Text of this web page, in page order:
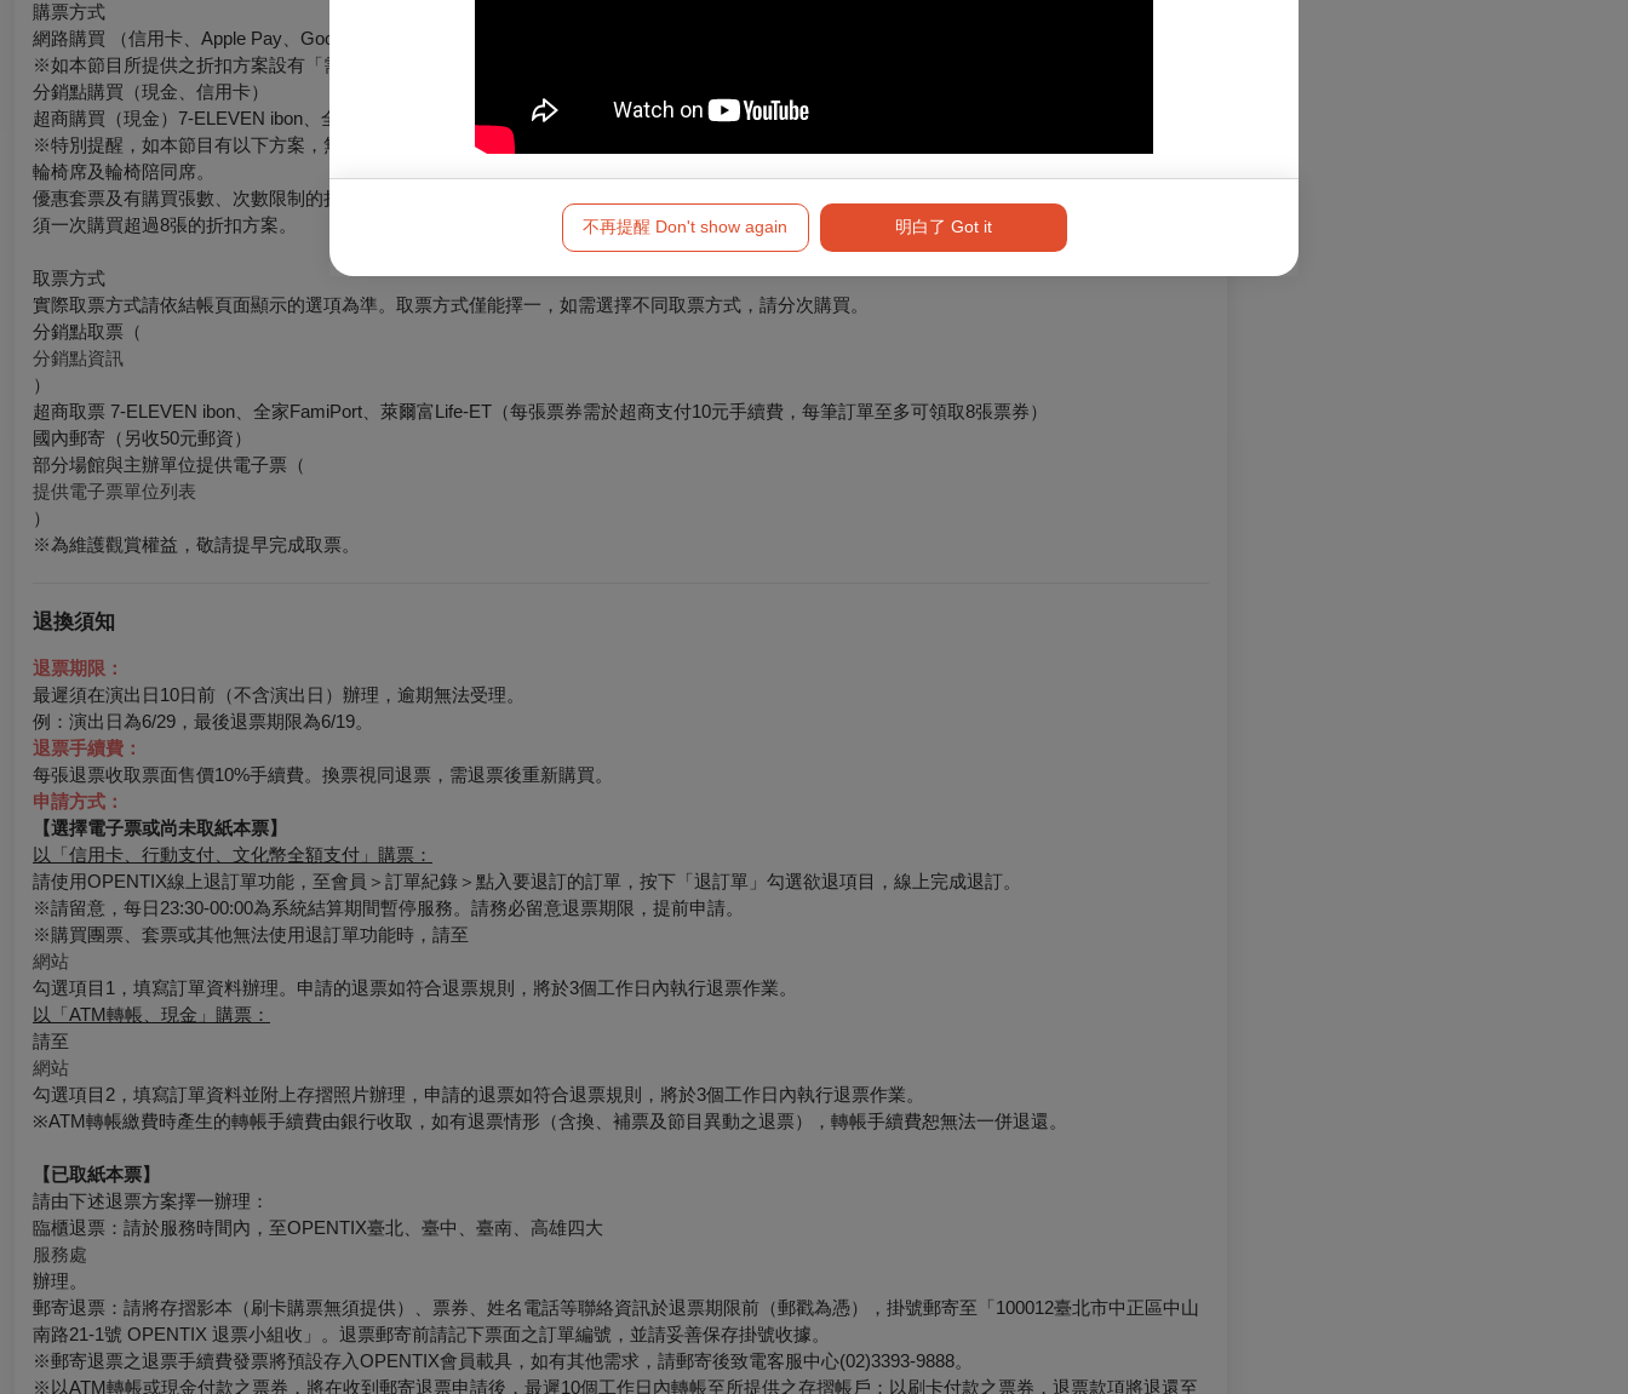
不再提醒 Don't show again 明白了 Got it
購票方式
網路購買 （信用卡、Apple Pay、Google Pay、ATM轉帳），請先加入會員
※如本節目所提供之折扣方案設有「需使用文化幣折抵」限制，該折扣僅限網路購買。
分銷點購買（現金、信用卡）
超商購買（現金）7-ELEVEN ibon、全家FamiPort、萊爾富Life-ET，僅提供電腦自動選位，每筆訂單至多可訂購8張票券。
※特別提醒，如本節目有以下方案，無法於超商購買：
輪椅席及輪椅陪同席。
優惠套票及有購買張數、次數限制的折扣方案。
須一次購買超過8張的折扣方案。
取票方式
實際取票方式請依結帳頁面顯示的選項為準。取票方式僅能擇一，如需選擇不同取票方式，請分次購買。
分銷點取票（
分銷點資訊
）
超商取票 7-ELEVEN ibon、全家FamiPort、萊爾富Life-ET（每張票券需於超商支付10元手續費，每筆訂單至多可領取8張票券）
國內郵寄（另收50元郵資）
部分場館與主辦單位提供電子票（
提供電子票單位列表
）
※為維護觀賞權益，敬請提早完成取票。
退換須知
退票期限：
最遲須在演出日10日前（不含演出日）辦理，逾期無法受理。
例：演出日為6/29，最後退票期限為6/19。
退票手續費：
每張退票收取票面售價10%手續費。換票視同退票，需退票後重新購買。
申請方式：
【選擇電子票或尚未取紙本票】
以「信用卡、行動支付、文化幣全額支付」購票：
請使用OPENTIX線上退訂單功能，至會員＞訂單紀錄＞點入要退訂的訂單，按下「退訂單」勾選欲退項目，線上完成退訂。
※請留意，每日23:30-00:00為系統結算期間暫停服務。請務必留意退票期限，提前申請。
※購買團票、套票或其他無法使用退訂單功能時，請至
網站
勾選項目1，填寫訂單資料辦理。申請的退票如符合退票規則，將於3個工作日內執行退票作業。
以「ATM轉帳、現金」購票：
請至
網站
勾選項目2，填寫訂單資料並附上存摺照片辦理，申請的退票如符合退票規則，將於3個工作日內執行退票作業。
※ATM轉帳繳費時產生的轉帳手續費由銀行收取，如有退票情形（含換、補票及節目異動之退票），轉帳手續費恕無法一併退還。
【已取紙本票】
請由下述退票方案擇一辦理：
臨櫃退票：請於服務時間內，至OPENTIX臺北、臺中、臺南、高雄四大
服務處
辦理。
郵寄退票：請將存摺影本（刷卡購票無須提供）、票券、姓名電話等聯絡資訊於退票期限前（郵戳為憑），掛號郵寄至「100012臺北市中正區中山
南路21-1號 OPENTIX 退票小組收」。退票郵寄前請記下票面之訂單編號，並請妥善保存掛號收據。
※郵寄退票之退票手續費發票將預設存入OPENTIX會員載具，如有其他需求，請郵寄後致電客服中心(02)3393-9888。
※以ATM轉帳或現金付款之票券，將在收到郵寄退票申請後，最遲10個工作日內轉帳至所提供之存摺帳戶；以刷卡付款之票券，退票款項將退還至